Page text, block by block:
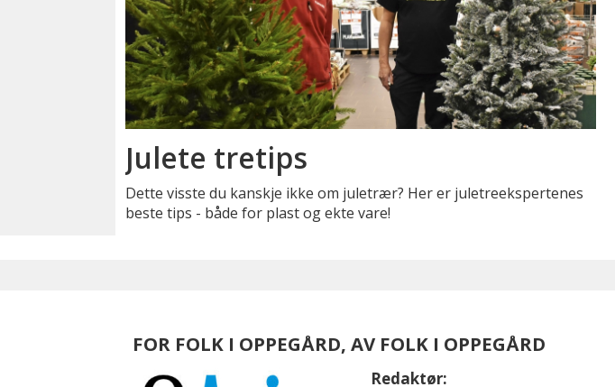
Julete tretips
Dette visste du kanskje ikke om juletrær? Her er juletreekspertenes
beste tips - både for plast og ekte vare!
FOR FOLK I OPPEGÅRD, AV FOLK I OPPEGÅRD
Redaktør: